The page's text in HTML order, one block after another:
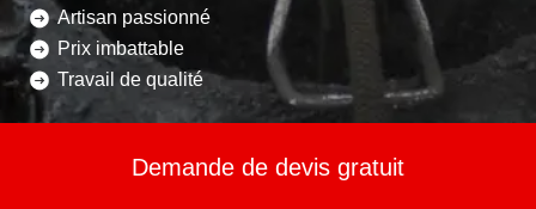
Artisan passionné
Prix imbattable
Travail de qualité
Demande de devis gratuit